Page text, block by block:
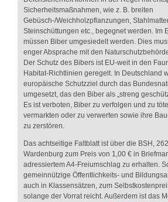
Sicherheitsmaßnahmen, wie z. B. breiten
Gebüsch-/Weichholzpflanzungen,
Steinschüttungen etc., begegnet werden. Im
müssen Biber umgesiedelt werden. Dies
enger Absprache mit den
Der Schutz des Bibers ist EU-weit in den
Habitat-Richtlinien geregelt. In Deutschland
europäische Schutzziel durch das
umgesetzt, das den Biber als „streng
Es ist verboten, Biber zu verfolgen und zu
vermarkten oder zu verwerten sowie ihre
zu zerstören.
Das achtseitige Faltblatt ist über die BSH,
Wardenburg zum Preis von 1,00 € in
adressiertem A4-Freiumschlag zu erhalten.
gemeinnützige Öffentlichkeits- und
auch in Klassensätzen, zum
solange der Vorrat reicht. Außerdem ist das